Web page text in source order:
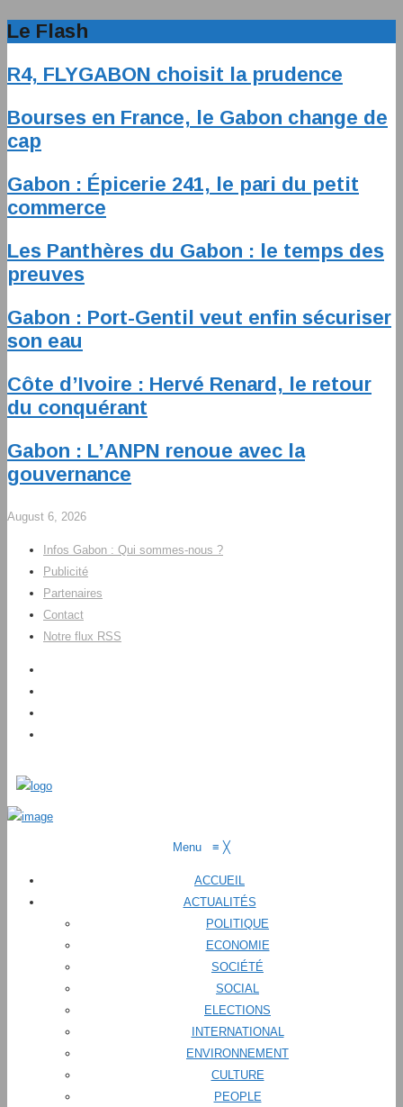
Le Flash
R4, FLYGABON choisit la prudence
Bourses en France, le Gabon change de
cap
Gabon : Épicerie 241, le pari du petit
commerce
Les Panthères du Gabon : le temps des
preuves
Gabon : Port-Gentil veut enfin sécuriser
son eau
Côte d’Ivoire : Hervé Renard, le retour
du conquérant
Gabon : L’ANPN renoue avec la
gouvernance
August 6, 2026
Infos Gabon : Qui sommes-nous ?
Publicité
Partenaires
Contact
Notre flux RSS
Menu ≡ ╳
ACCUEIL
ACTUALITÉS
POLITIQUE
ECONOMIE
SOCIÉTÉ
SOCIAL
ELECTIONS
INTERNATIONAL
ENVIRONNEMENT
CULTURE
PEOPLE